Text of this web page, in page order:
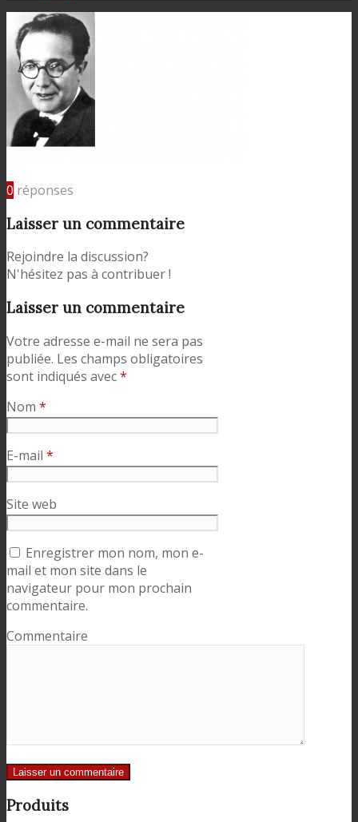
0 réponses
Laisser un commentaire
Rejoindre la discussion?
N'hésitez pas à contribuer !
Laisser un commentaire
Votre adresse e-mail ne sera pas
publiée. Les champs obligatoires
sont indiqués avec*
Nom *
E-mail *
Site web
Enregistrer mon nom, mon e-
mail et mon site dans le
navigateur pour mon prochain
commentaire.
Commentaire
Produits